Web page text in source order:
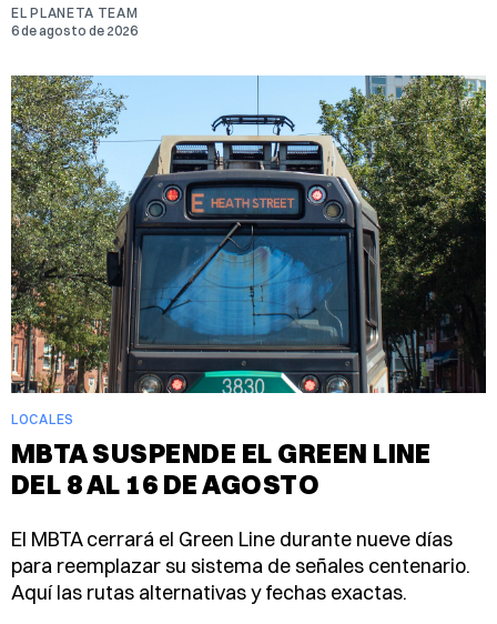
EL PLANETA TEAM
6 de agosto de 2026
LOCALES
MBTA SUSPENDE EL GREEN LINE
DEL 8 AL 16 DE AGOSTO
El MBTA cerrará el Green Line durante nueve días
para reemplazar su sistema de señales centenario.
Aquí las rutas alternativas y fechas exactas.